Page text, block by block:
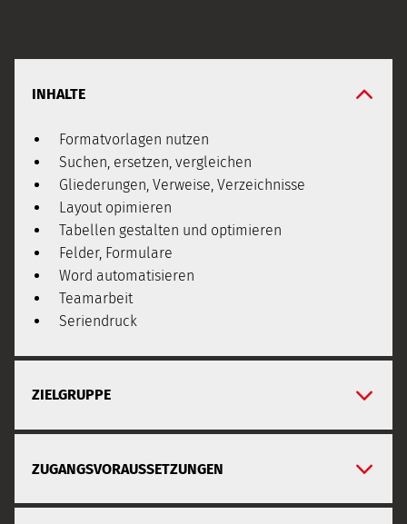
INHALTE
Formatvorlagen nutzen
Suchen, ersetzen, vergleichen
Gliederungen, Verweise, Verzeichnisse
Layout opimieren
Tabellen gestalten und optimieren
Felder, Formulare
Word automatisieren
Teamarbeit
Seriendruck
ZIELGRUPPE
ZUGANGSVORAUSSETZUNGEN